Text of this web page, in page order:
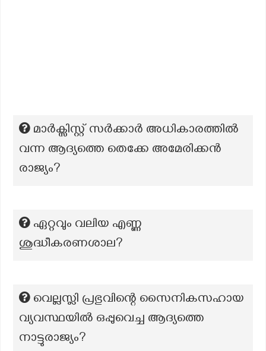
മാർക്സിസ്റ്റ് സർക്കാർ അധികാരത്തിൽ
വന്ന ആദ്യത്തെ തെക്കേ അമേരിക്കൻ
രാജ്യം?
ഏറ്റവും വലിയ എണ്ണ
ശുദ്ധീകരണശാല?
വെല്ലസ്ലി പ്രഭുവിന്റെ സൈനികസഹായ
വ്യവസ്ഥയിൽ ഒപ്പുവെച്ച ആദ്യത്തെ
നാട്ടുരാജ്യം?